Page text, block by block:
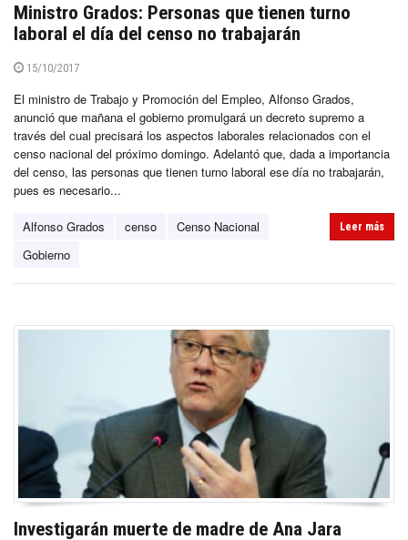
Ministro Grados: Personas que tienen turno
laboral el día del censo no trabajarán
15/10/2017
El ministro de Trabajo y Promoción del Empleo, Alfonso Grados,
anunció que mañana el gobierno promulgará un decreto supremo a
través del cual precisará los aspectos laborales relacionados con el
censo nacional del próximo domingo. Adelantó que, dada a importancia
del censo, las personas que tienen turno laboral ese día no trabajarán,
pues es necesario...
Alfonso Grados censo
Censo Nacional
Gobierno
Leer más
Investigarán muerte de madre de Ana Jara